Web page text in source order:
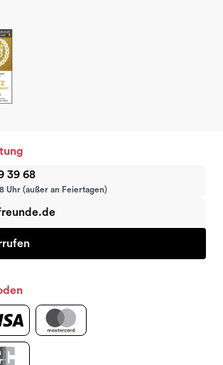
39 68
Uhr (außer an Feiertagen)